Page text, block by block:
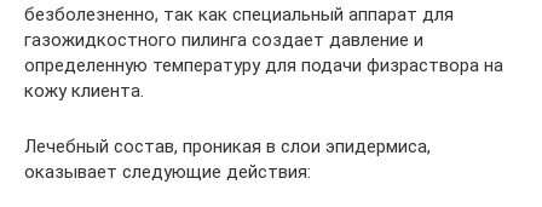
безболезненно, так как специальный аппарат для
газожидкостного пилинга создает давление и
определенную температуру для подачи физраствора на
кожу клиента.
Лечебный состав, проникая в слои эпидермиса,
оказывает следующие действия: